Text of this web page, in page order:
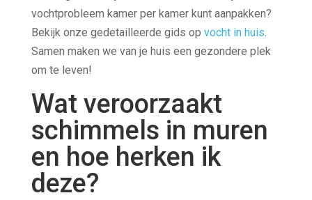
vochtprobleem kamer per kamer kunt aanpakken?
Bekijk onze gedetailleerde gids op vocht in huis.
Samen maken we van je huis een gezondere plek
om te leven!
Wat veroorzaakt
schimmels in muren
en hoe herken ik
deze?